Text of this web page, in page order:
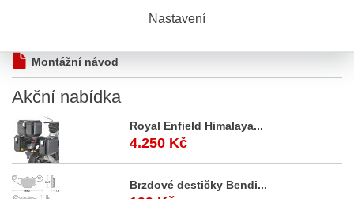
Nastavení
Montážní návod
Akční nabídka
Royal Enfield Himalaya...
4.250 Kč
Brzdové destičky Bendi...